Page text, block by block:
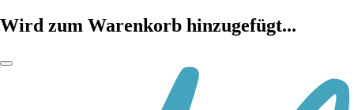
Wird zum Warenkorb hinzugefügt...